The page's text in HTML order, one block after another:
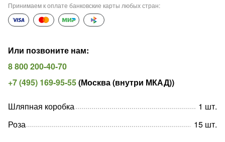
Принимаем к оплате банковские карты любых стран:
Или позвоните нам:
8 800 200-40-70
+7 (495) 169-95-55(Москва (внутри МКАД))
Шляпная коробка 1 шт.
Роза
15 шт.